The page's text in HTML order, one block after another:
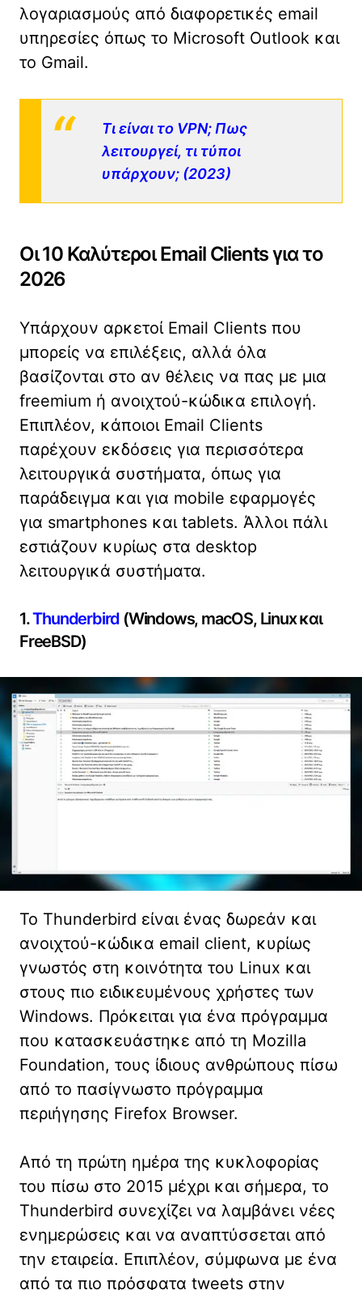
λογαριασμούς από διαφορετικές email
υπηρεσίες όπως το Microsoft Outlook και
το Gmail.
Τι είναι το VPN; Πως
λειτουργεί, τι τύποι
υπάρχουν; (2023)
Οι 10 Καλύτεροι Email Clients για το
2026
Υπάρχουν αρκετοί Email Clients που
μπορείς να επιλέξεις, αλλά όλα
βασίζονται στο αν θέλεις να πας με μια
freemium ή ανοιχτού-κώδικα επιλογή.
Επιπλέον, κάποιοι Email Clients
παρέχουν εκδόσεις για περισσότερα
λειτουργικά συστήματα, όπως για
παράδειγμα και για mobile εφαρμογές
για smartphones και tablets. Άλλοι πάλι
εστιάζουν κυρίως στα desktop
λειτουργικά συστήματα.
1.Thunderbird (Windows, macOS, Linux και
FreeBSD)
Το Thunderbird είναι ένας δωρεάν και
ανοιχτού-κώδικα email client, κυρίως
γνωστός στη κοινότητα του Linux και
στους πιο ειδικευμένους χρήστες των
Windows. Πρόκειται για ένα πρόγραμμα
που κατασκευάστηκε από τη Mozilla
Foundation, τους ίδιους ανθρώπους πίσω
από το πασίγνωστο πρόγραμμα
περιήγησης Firefox Browser.
Από τη πρώτη ημέρα της κυκλοφορίας
του πίσω στο 2015 μέχρι και σήμερα, το
Thunderbird συνεχίζει να λαμβάνει νέες
ενημερώσεις και να αναπτύσσεται από
την εταιρεία. Επιπλέον, σύμφωνα με ένα
από τα πιο πρόσφατα tweets στην